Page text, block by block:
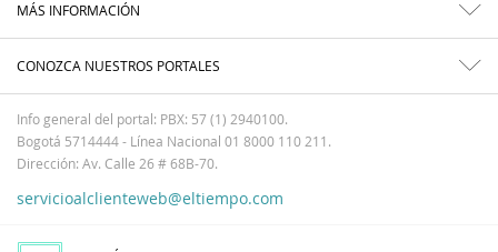
MÁS INFORMACIÓN
CONOZCA NUESTROS PORTALES
Info general del portal: PBX: 57 (1) 2940100.
Bogotá 5714444 - Línea Nacional 01 8000 110 211.
Dirección: Av. Calle 26 # 68B-70.
servicioalclienteweb@eltiempo.com